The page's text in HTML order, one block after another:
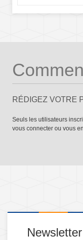
RÉDIGEZ VOTRE
Seuls les utilisateurs
vous connecter ou vous
Newsletter